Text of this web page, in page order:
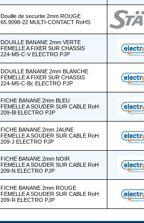
Douille de securite 2mm ROUGE
65.9098-22 MULTI-CONTACT RoHS
DOUILLE BANANE 2mm VERTE
FEMELLE A FIXER SUR CHASSIS
224-M5-C-V ELECTRO PJP
DOUILLE BANANE 2mm BLANCHE
FEMELLE A FIXER SUR CHASSIS
224-M5-C-Bc ELECTRO PJP
FICHE BANANE 2mm BLEU
FEMELLE A SOUDER SUR CABLE RoH
209-Bl ELECTRO PJP
FICHE BANANE 2mm JAUNE
FEMELLE A SOUDER SUR CABLE RoH
209-J ELECTRO PJP
FICHE BANANE 2mm NOIR
FEMELLE A SOUDER SUR CABLE RoH
209-N ELECTRO PJP
FICHE BANANE 2mm ROUGE
FEMELLE A SOUDER SUR CABLE RoH
209-R ELECTRO PJP